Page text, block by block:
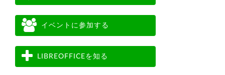
イベントに参加する
LIBREOFFICEを知る